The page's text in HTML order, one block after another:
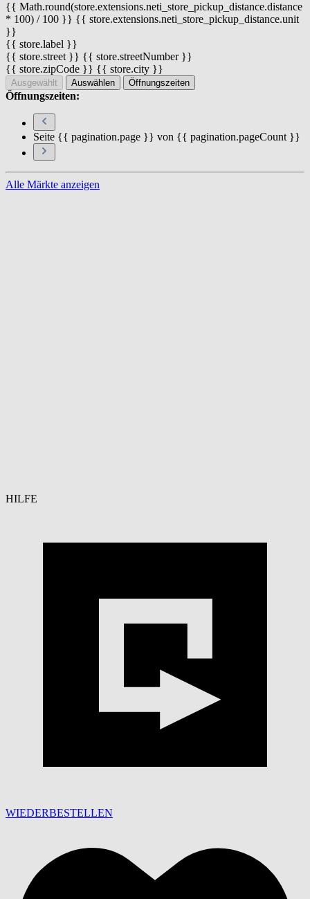
{{ Math.round(store.extensions.neti_store_pickup_distance.distance
* 100) / 100 }} {{ store.extensions.neti_store_pickup_distance.unit
}}
{{ store.label }}
{{ store.street }} {{ store.streetNumber }}
{{ store.zipCode }} {{ store.city }}
Ausgewählt Auswählen Öffnungszeiten
Öffnungszeiten:
Seite {{ pagination.page }} von {{ pagination.pageCount }}
Alle Märkte anzeigen
HILFE
WIEDERBESTELLEN